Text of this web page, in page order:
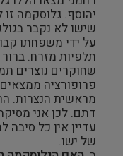
יהוסף. גלוסקמה
שישו לא נקבר
על ידי משפחתו
תלפיות מזרח.
שחוקרים נוצרים
פרופורציה
מראשית הנצרות.
דתם. לכן אני
עדיין אין כל
של ישו.